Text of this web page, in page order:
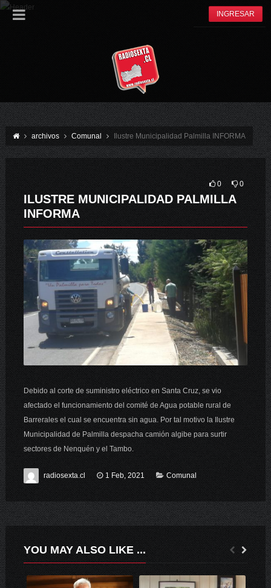
INGRESAR
archivos Comunal Ilustre Municipalidad Palmilla INFORMA
0 0
ILUSTRE MUNICIPALIDAD PALMILLA
INFORMA
Debido al corte de suministro eléctrico en Santa Cruz, se vio
afectado el funcionamiento del comité de Agua potable rural de
Barrerales el cual se encuentra sin agua. Por tal motivo la Ilustre
Municipalidad de Palmilla despacha camión algibe para surtir
sectores de Nenquén y el Tambo.
radiosexta.cl 1 Feb, 2021 Comunal
YOU MAY ALSO LIKE ...